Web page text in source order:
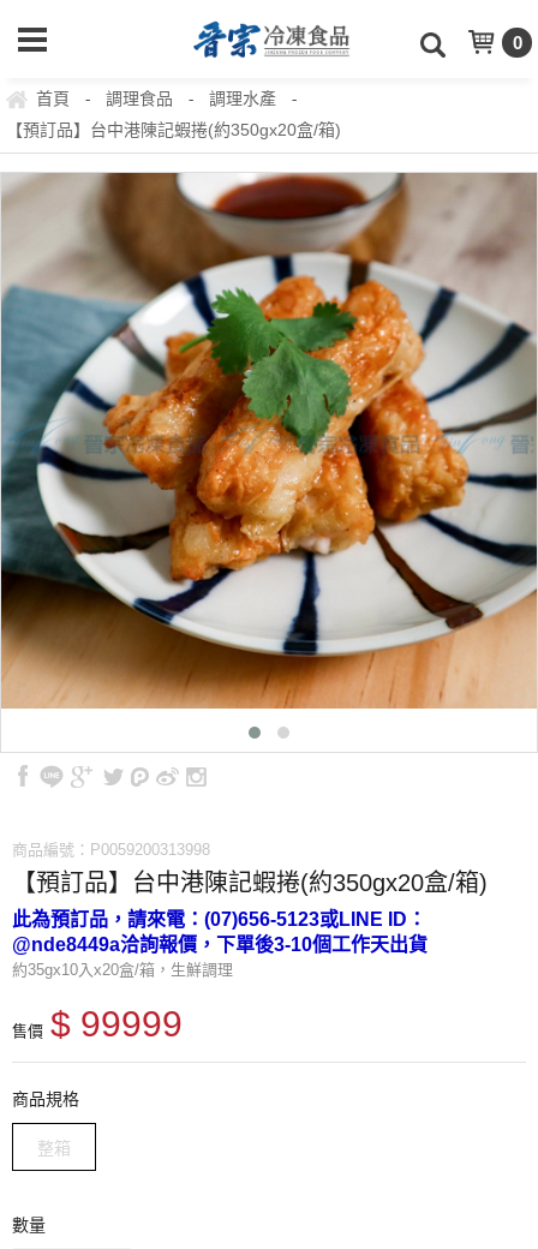
0
首頁 - 調理食品 - 調理水產 -
【預訂品】台中港陳記蝦捲(約350gx20盒/箱)
商品編號：P0059200313998
【預訂品】台中港陳記蝦捲(約350gx20盒/箱)
此為預訂品，請來電：(07)656-5123或LINE ID：
@nde8449a洽詢報價，下單後3-10個工作天出貨
約35gx10入x20盒/箱，生鮮調理
售價 $ 99999
商品規格
整箱
數量